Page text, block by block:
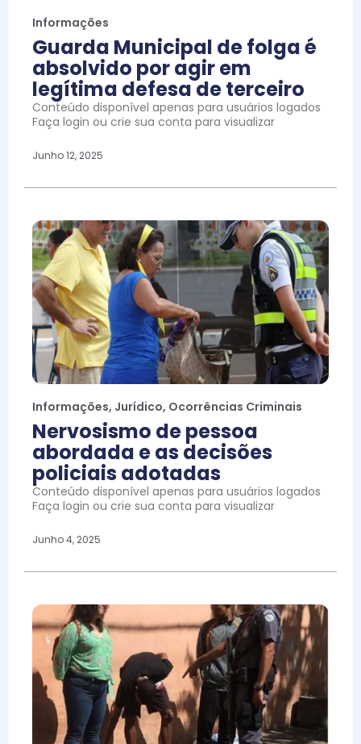
Informações
Guarda Municipal de folga é
absolvido por agir em
legítima defesa de terceiro
Conteúdo disponível apenas para usuários logados
Faça login ou crie sua conta para visualizar
Junho 12, 2025
Informações, Jurídico, Ocorrências Criminais
Nervosismo de pessoa
abordada e as decisões
policiais adotadas
Conteúdo disponível apenas para usuários logados
Faça login ou crie sua conta para visualizar
Junho 4, 2025